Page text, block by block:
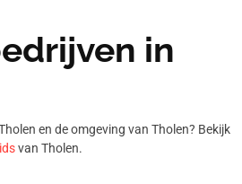
in
en de omgeving van Tholen? Bekijk
van Tholen.